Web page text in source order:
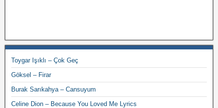
Toygar Işıklı – Çok Geç
Göksel – Firar
Burak Sarıkahya – Cansuyum
Celine Dion – Because You Loved Me Lyrics